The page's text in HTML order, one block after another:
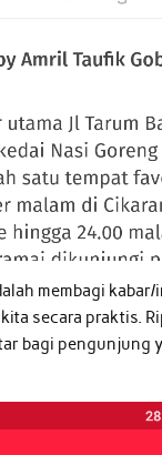
membagi
secara praktis.
bagi pengunjung